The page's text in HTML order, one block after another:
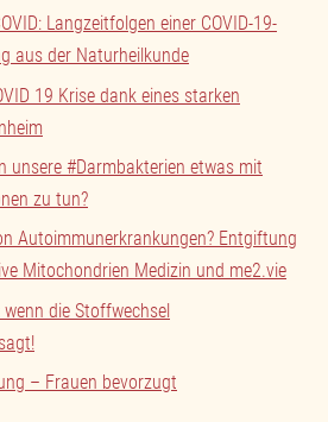
Langzeitfolgen einer COVID-19-
aus der Naturheilkunde
19 Krise dank eines starken
unsere #Darmbakterien etwas mit
zu tun?
Autoimmunerkrankungen? Entgiftung
Mitochondrien Medizin und me2.vie
die Stoffwechsel
– Frauen bevorzugt